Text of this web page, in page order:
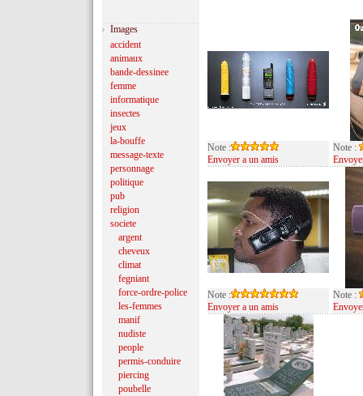
Images
accident
animaux
bande-dessinee
femme
informatique
insectes
jeux
la-bouffe
message-texte
personnage
politique
pub
religion
societe
argent
cheveux
climat
fegniant
force-ordre-police
les-femmes
manif
nudiste
people
permis-conduire
piercing
poubelle
Note :
Envoyer a un amis
Note :
Note :
Envoyer a un amis
Note :